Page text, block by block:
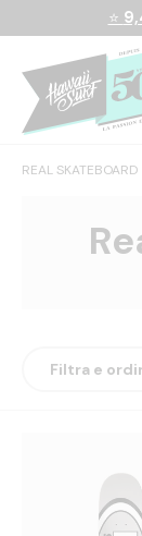
Passa ai
⭐
Cerca
REAL SKATEBOARD
Filtra e